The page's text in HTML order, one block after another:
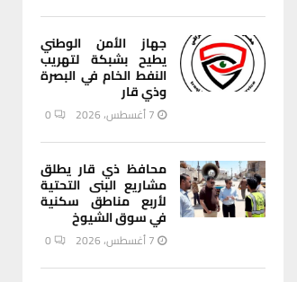
جهاز الأمن الوطني
يطيح بشبكة لتهريب
النفط الخام في البصرة
وذي قار
7 أغسطس، 2026 0
محافظ ذي قار يطلق
مشاريع البنى التحتية
لأربع مناطق سكنية
في سوق الشيوخ
7 أغسطس، 2026 0